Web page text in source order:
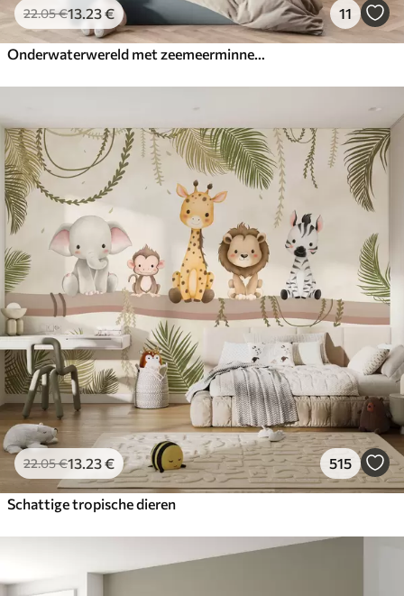
22.05€13 .23€ 11
22.05€13 .23€ 515
Schattige tropische dieren